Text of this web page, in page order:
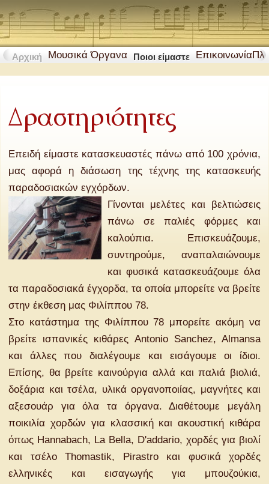
Αρχική Μουσικά Όργανα Ποιοι είμαστε Επικοινωνία
Δραστηριότητες
Επειδή είμαστε κατασκευαστές πάνω από 100 χρόνια,
μας αφορά η διάσωση της τέχνης της κατασκευής
παραδοσιακών εγχόρδων.
Γίνονται μελέτες και βελτιώσεις
πάνω σε παλιές φόρμες και
καλούπια. Επισκευάζουμε,
συντηρούμε, αναπαλαιώνουμε
και φυσικά κατασκευάζουμε όλα
τα παραδοσιακά έγχορδα, τα οποία μπορείτε να βρείτε
στην έκθεση μας Φιλίππου 78.
Στο κατάστημα της Φιλίππου 78 μπορείτε ακόμη να
βρείτε ισπανικές κιθάρες Antonio Sanchez, Almansa
και άλλες που διαλέγουμε και εισάγουμε οι ίδιοι.
Επίσης, θα βρείτε καινούργια αλλά και παλιά βιολιά,
δοξάρια και τσέλα, υλικά οργανοποιίας, μαγνήτες και
αξεσουάρ για όλα τα όργανα. Διαθέτουμε μεγάλη
ποικιλία χορδών για κλασσική και ακουστική κιθάρα
όπως Hannabach, La Bella, D'addario, χορδές για βιολί
και τσέλο Thomastik, Pirastro και φυσικά χορδές
ελληνικές και εισαγωγής για μπουζούκια,